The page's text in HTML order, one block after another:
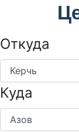
Откуда
Куда